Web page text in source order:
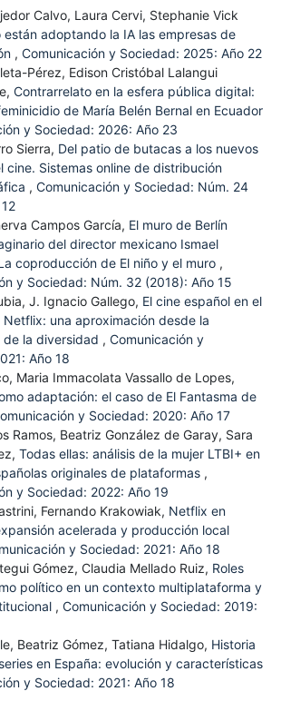
Calvo, Laura Cervi, Stephanie Vick
están adoptando la IA las empresas de
, Comunicación y Sociedad: 2025: Año 22
Pérez, Edison Cristóbal Lalangui
Contrarrelato en la esfera pública digital:
de María Belén Bernal en Ecuador
y Sociedad: 2026: Año 23
Sierra, Del patio de butacas a los nuevos
cine. Sistemas online de distribución
, Comunicación y Sociedad: Núm. 24
Campos García, El muro de Berlín
del director mexicano Ismael
coproducción de El niño y el muro ,
y Sociedad: Núm. 32 (2018): Año 15
J. Ignacio Gallego, El cine español en el
una aproximación desde la
la diversidad , Comunicación y
Año 18
Maria Immacolata Vassallo de Lopes,
adaptación: el caso de El Fantasma de
y Sociedad: 2020: Año 17
Ramos, Beatriz González de Garay, Sara
Todas ellas: análisis de la mujer LTBI+ en
originales de plataformas ,
y Sociedad: 2022: Año 19
Fernando Krakowiak, Netflix en
acelerada y producción local
y Sociedad: 2021: Año 18
Gómez, Claudia Mellado Ruiz, Roles
político en un contexto multiplataforma y
, Comunicación y Sociedad: 2019:
Beatriz Gómez, Tatiana Hidalgo, Historia
en España: evolución y características
y Sociedad: 2021: Año 18